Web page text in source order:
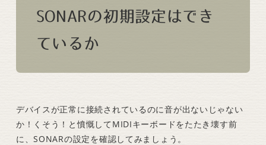
SONARの初期設定はでき
ているか
デバイスが正常に接続されているのに音が出ないじゃない
か！くそう！と憤慨してMIDIキーボードをたたき壊す前
に、SONARの設定を確認してみましょう。